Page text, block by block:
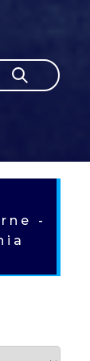
Szukaj
-